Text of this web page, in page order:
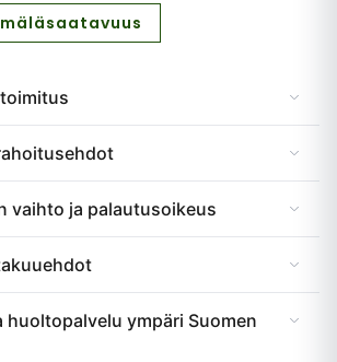
vaihto ja palautusoikeus
huoltopalvelu ympäri Suomen